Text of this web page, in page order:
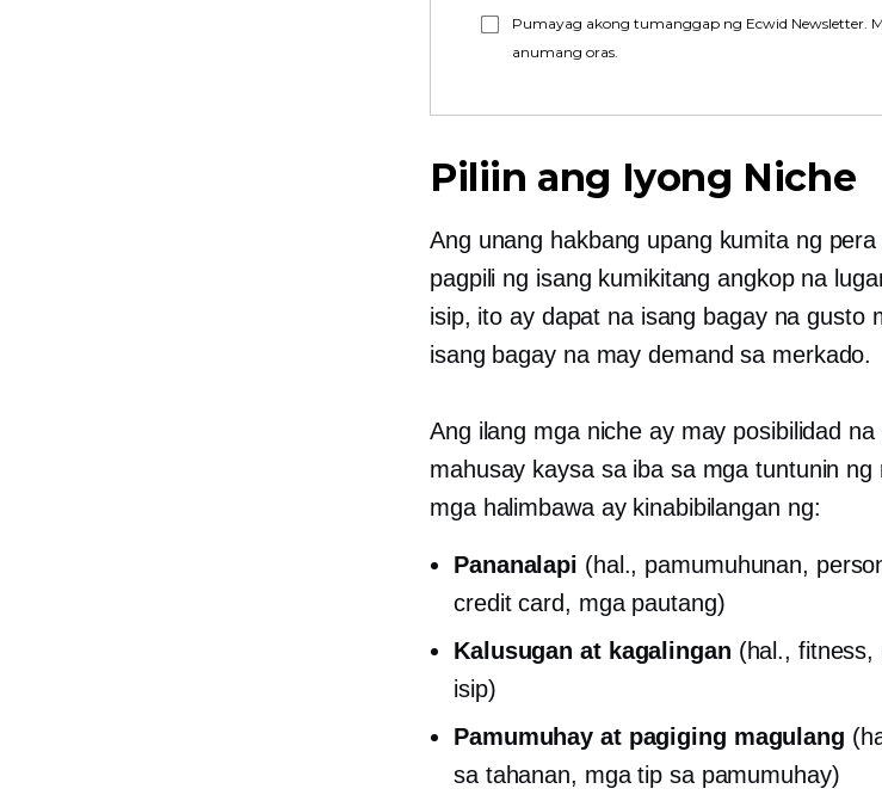
Pumayag akong tumanggap ng Ecwid Newsletter.
anumang oras.
Piliin ang Iyong Niche
Ang unang hakbang upang kumita ng
pagpili ng isang kumikitang angkop na
isip, ito ay dapat na isang bagay na gusto
isang bagay na may demand sa merkado.
Ang ilang mga niche ay may posibilidad
mahusay kaysa sa iba sa mga tuntunin ng
mga halimbawa ay kinabibilangan ng:
Pananalapi (hal., pamumuhunan,
credit card, mga pautang)
Kalusugan at kagalingan (hal., fitness,
isip)
Pamumuhay at pagiging magulang
sa tahanan, mga tip sa pamumuhay)